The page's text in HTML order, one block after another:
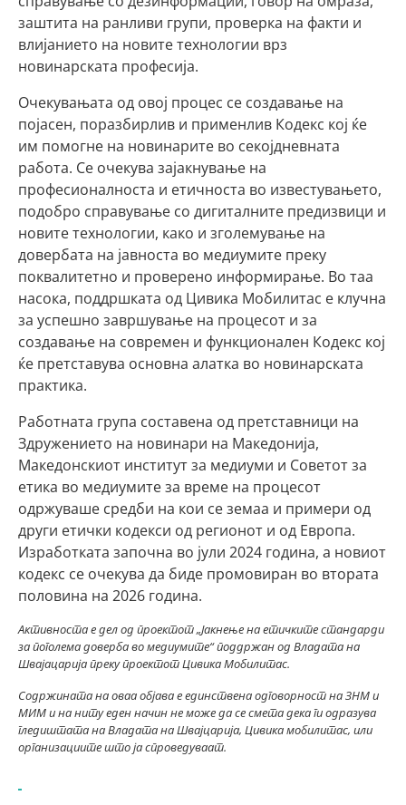
заштита на ранливи групи, проверка на факти и
влијанието на новите технологии врз
новинарската професија.
Очекувањата од овој процес се создавање на
појасен, поразбирлив и применлив Кодекс кој ќе
им помогне на новинарите во секојдневната
работа. Се очекува зајакнување на
професионалноста и етичноста во известувањето,
подобро справување со дигиталните предизвици и
новите технологии, како и зголемување на
довербата на јавноста во медиумите преку
поквалитетно и проверено информирање. Во таа
насока, поддршката од Цивика Мобилитас е клучна
за успешно завршување на процесот и за
создавање на современ и функционален Кодекс кој
ќе претставува основна алатка во новинарската
практика.
Работната група составена од претставници на
Здружението на новинари на Македонија,
Македонскиот институт за медиуми и Советот за
етика во медиумите за време на процесот
одржуваше средби на кои се земаа и примери од
други етички кодекси од регионот и од Европа.
Изработката започна во јули 2024 година, а новиот
кодекс се очекува да биде промовиран во втората
половина на 2026 година.
Активноста е дел од проектот „Јакнење на етичките стандарди
за поголема доверба во медиумите“ поддржан од Владата на
Швајацарија преку проектот Цивика Мобилитас.
Содржината на оваа објава е единствена одговорност на ЗНМ и
МИМ и на ниту еден начин не може да се смета дека ги одразува
гледиштата на Владата на Швајцарија, Цивика мобилитас, или
организациите што ја спроведуваат.